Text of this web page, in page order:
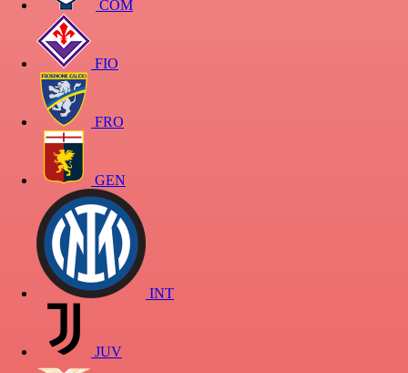
COM
FIO
FRO
GEN
INT
JUV